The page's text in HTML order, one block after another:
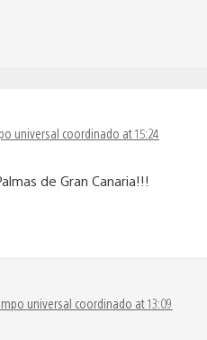
universal coordinado at 15:24
de Gran Canaria!!!
universal coordinado at 13:09